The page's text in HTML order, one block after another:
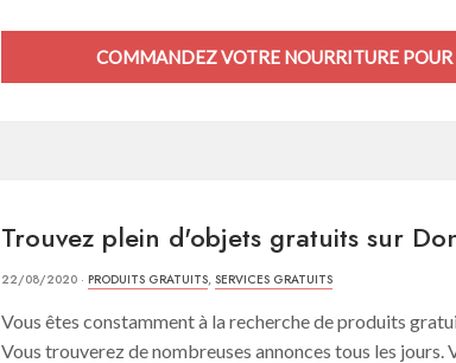
COMMANDEZ VOTRE NOURRITURE
Trouvez plein d'objets gratuits sur
22/08/2020 · PRODUITS GRATUITS, SERVICES GRATUITS
Vous êtes constamment à la recherche de produits
Vous trouverez de nombreuses annonces tous les jours.